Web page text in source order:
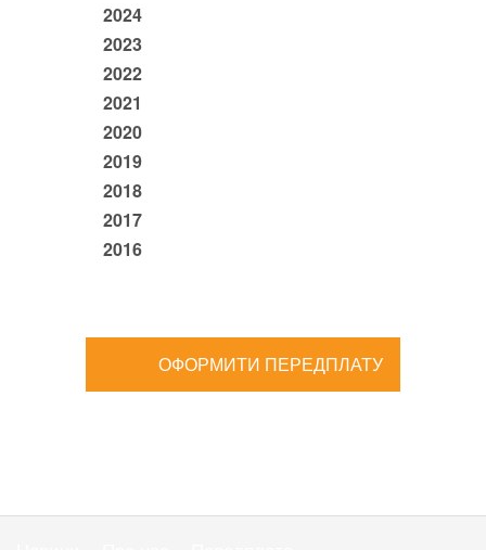
2024
2023
2022
2021
2020
2019
2018
2017
2016
ОФОРМИТИ ПЕРЕДПЛАТУ